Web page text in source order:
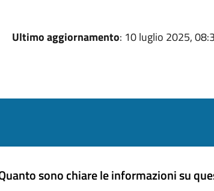
Ultimo aggiornamento: 10 luglio 2025,
sono chiare le informazioni su